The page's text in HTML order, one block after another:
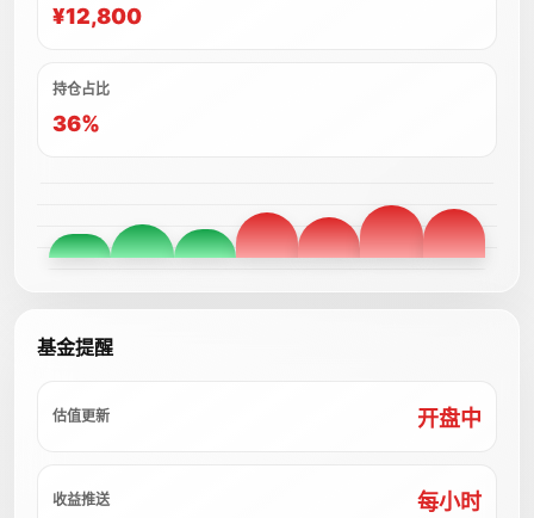
¥12,800
持仓占比
36%
基金提醒
估值更新 开盘中
收益推送 每小时